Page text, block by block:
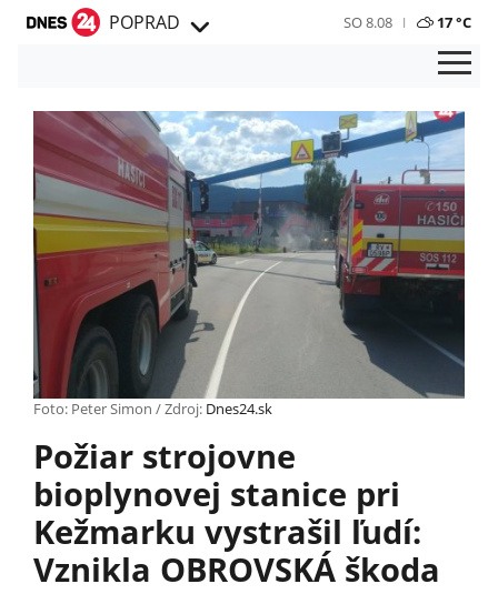
POPRAD SO 8.08 17 °C
Foto: Peter Simon / Zdroj: Dnes24.sk
Požiar strojovne
bioplynovej stanice pri
Kežmarku vystrašil ľudí:
Vznikla OBROVSKÁ škoda